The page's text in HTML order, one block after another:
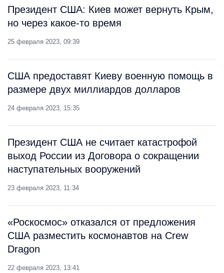
Президент США: Киев может вернуть Крым,
но через какое-то время
25 февраля 2023, 09:39
США предоставят Киеву военную помощь в
размере двух миллиардов долларов
24 февраля 2023, 15:35
Президент США не считает катастрофой
выход России из Договора о сокращении
наступательных вооружений
23 февраля 2023, 11:34
«Роскосмос» отказался от предложения
США разместить космонавтов на Crew
Dragon
22 февраля 2023, 13:41